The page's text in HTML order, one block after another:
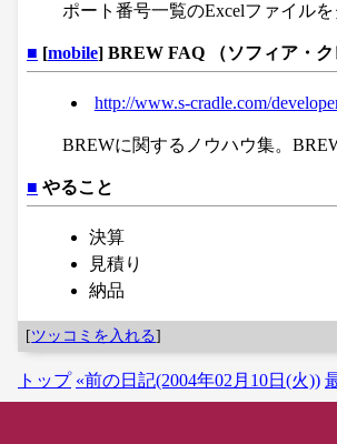
ポート番号一覧のExcelファイル
■ [mobile] BREW FAQ （ソフィア・ク
http://www.s-cradle.com/
BREWに関するノウハウ集。
■ やること
決算
見積り
納品
[ツッコミを入れる]
トップ «前の日記(2004年02月10日(火))